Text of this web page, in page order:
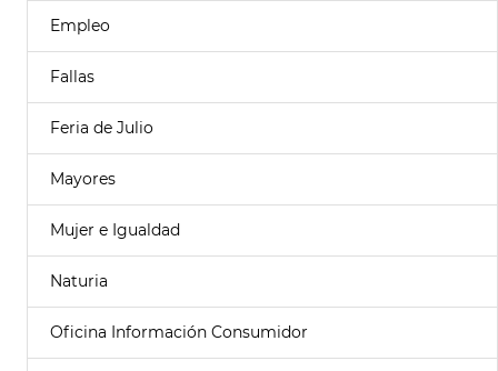
Empleo
Fallas
Feria de Julio
Mayores
Mujer e Igualdad
Naturia
Oficina Información Consumidor